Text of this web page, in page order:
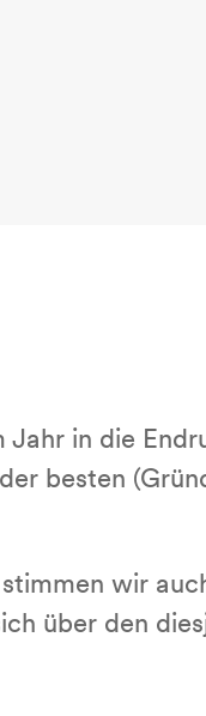
Jahr in die
besten
wir
über den